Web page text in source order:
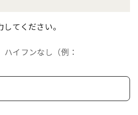
てください。
イフンなし（例：